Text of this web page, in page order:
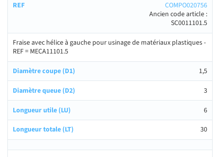
COMPO020756
Ancien code article :
SC0011101.5
Fraise avec hélice à gauche pour usinage de matériaux plastiques -
REF = MECA11101.5
1,5
3
6
30